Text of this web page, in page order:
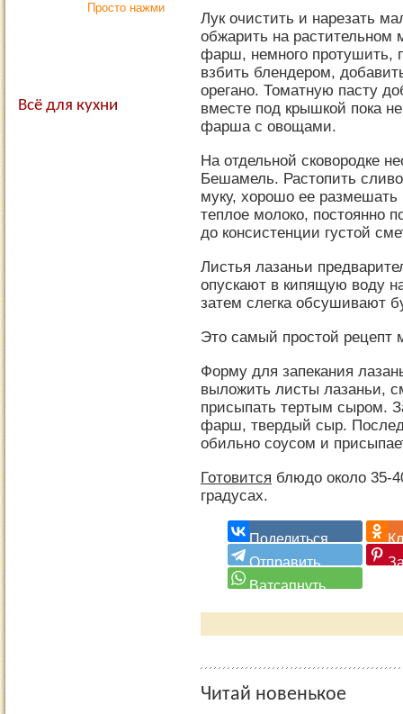
Лук очистить и нарезать
обжарить на растительном
фарш, немного протушить,
взбить блендером,
орегано. Томатную пасту
вместе под крышкой пока
фарша с овощами.
На отдельной сковородке
Бешамель. Растопить
муку, хорошо ее размешать
теплое молоко, постоянно
до консистенции густой
Листья лазаньи
опускают в кипящую воду
затем слегка обсушивают
Это самый простой рецепт
Форму для запекания
выложить листы лазаньи,
присыпать тертым сыром.
фарш, твердый сыр.
обильно соусом и
Готовится блюдо около 35-
градусах.
Читай новенькое
Просто нажми
Всё для кухни